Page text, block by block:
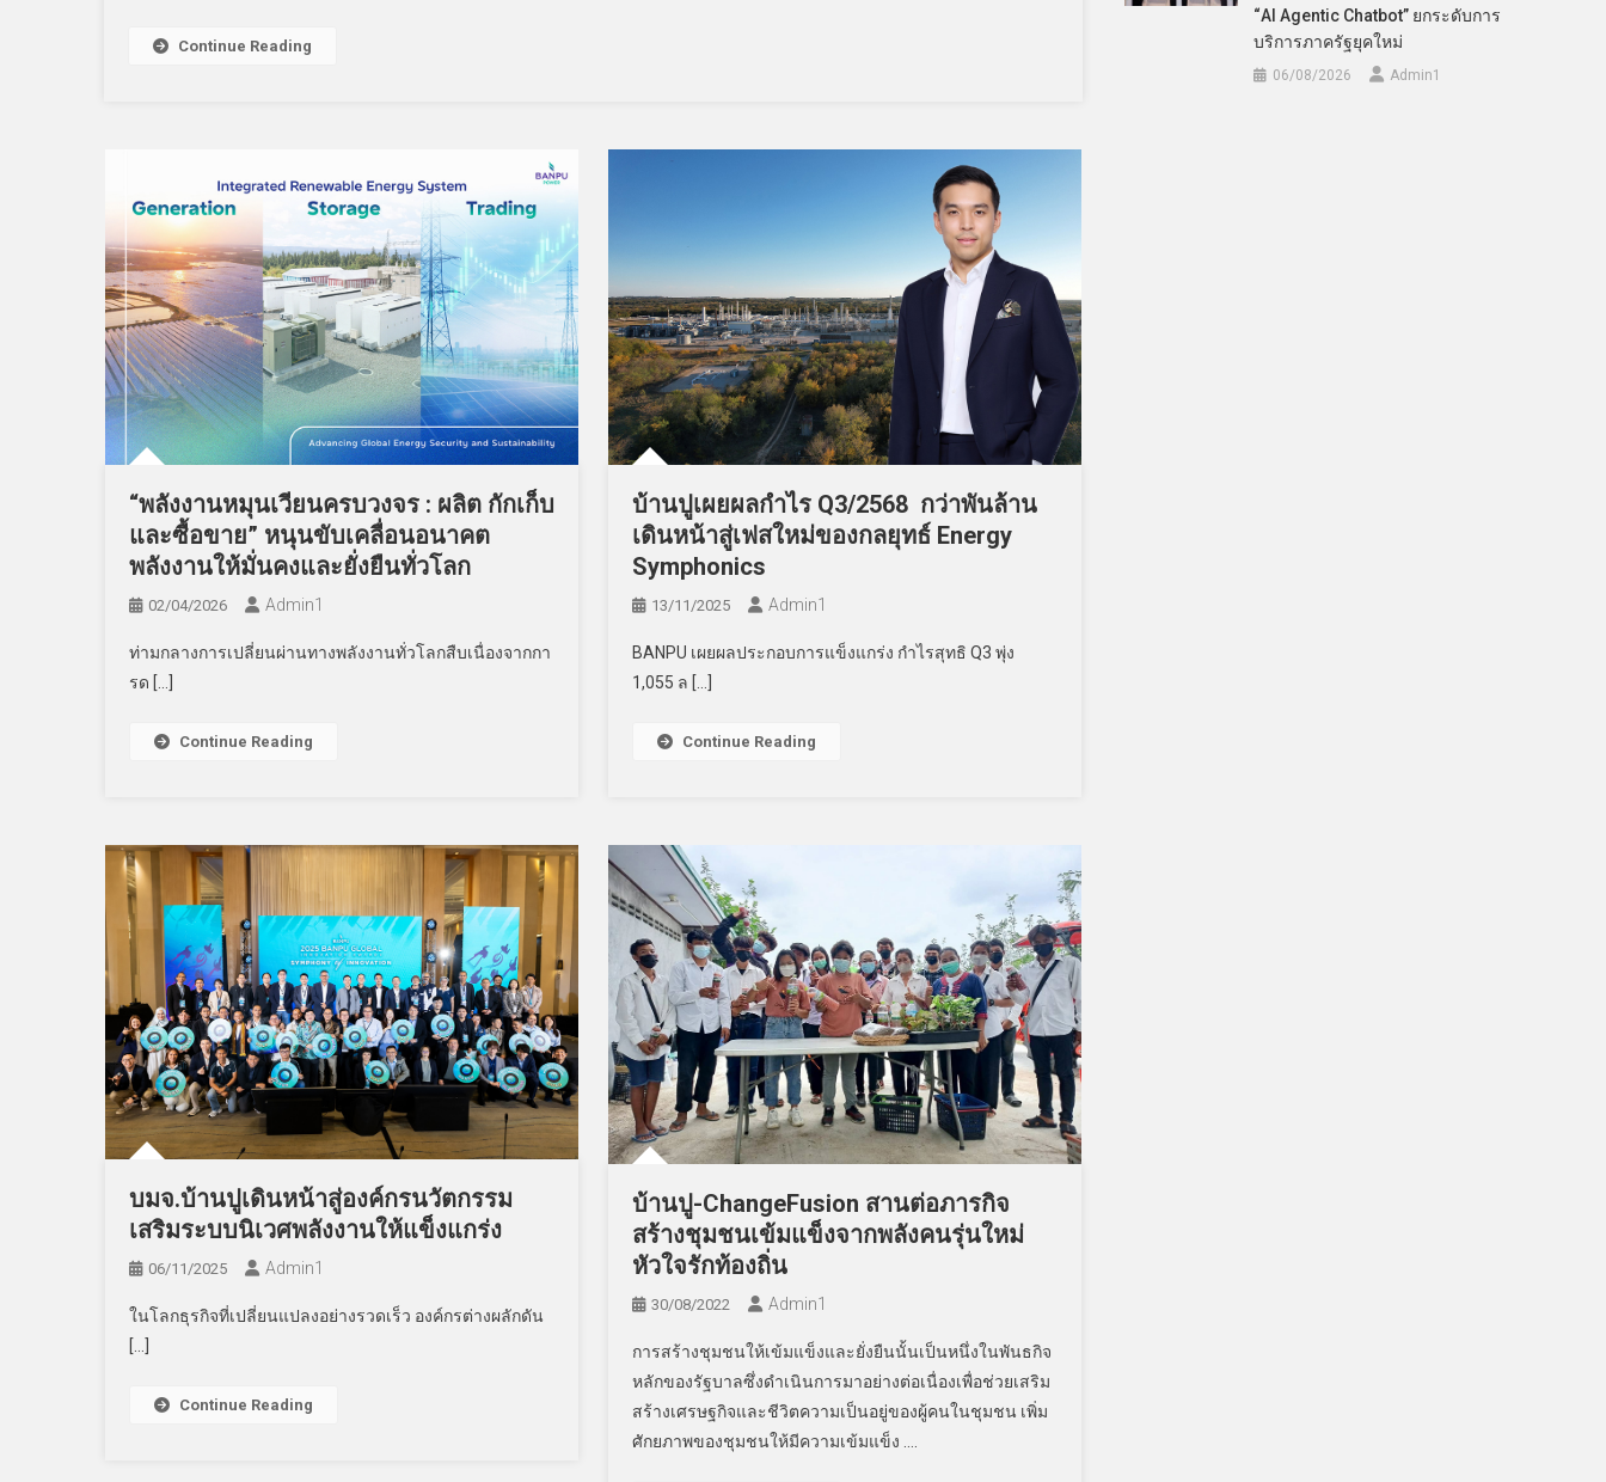
Continue Reading
“พลังงานหมุนเวียนครบวงจร : ผลิต กักเก็บ
และซื้อขาย” หนุนขับเคลื่อนอนาคต
พลังงานให้มั่นคงและยั่งยืนทั่วโลก
02/04/2026 Admin​1
ท่ามกลางการเปลี่ยนผ่านทางพลังงานทั่วโลกสืบเนื่องจากกา
รด […]
Continue Reading
บ้านปูเผยผลกำไร Q3/2568 กว่าพันล้าน
เดินหน้าสู่เฟสใหม่ของกลยุทธ์ Energy
Symphonics
13/11/2025 Admin​1
BANPU เผยผลประกอบการแข็งแกร่ง กำไรสุทธิ Q3 พุ่ง
1,055 ล […]
Continue Reading
บมจ.บ้านปูเดินหน้าสู่องค์กรนวัตกรรม
เสริมระบบนิเวศพลังงานให้แข็งแกร่ง
06/11/2025 Admin​1
ในโลกธุรกิจที่เปลี่ยนแปลงอย่างรวดเร็ว องค์กรต่างผลักดัน
[…]
Continue Reading
บ้านปู-ChangeFusion สานต่อภารกิจ
สร้างชุมชนเข้มแข็งจากพลังคนรุ่นใหม่
หัวใจรักท้องถิ่น
30/08/2022 Admin​1
การสร้างชุมชนให้เข้มแข็งและยั่งยืนนั้นเป็นหนึ่งในพันธกิจ
หลักของรัฐบาลซึ่งดำเนินการมาอย่างต่อเนื่องเพื่อช่วยเสริม
สร้างเศรษฐกิจและชีวิตความเป็นอยู่ของผู้คนในชุมชน เพิ่ม
ศักยภาพของชุมชนให้มีความเข้มแข็ง ….
“AI Agentic Chatbot” ยกระดับการ
บริการภาครัฐยุคใหม่
06/08/2026 Admin​1